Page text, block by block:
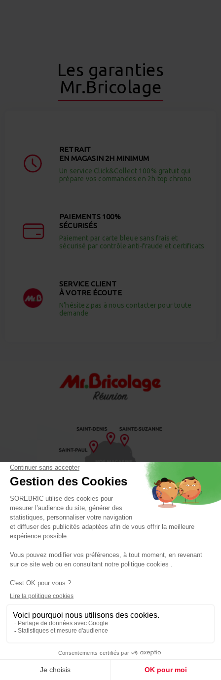
Les garanties
Mr.Bricolage
RETRAIT
EN MAGASIN 2H MINIMUM
Un service Click&Collect 100% gratuit qui
prépare vos commandes en 2h top chrono
PAIEMENTS 100%
SÉCURISÉS
Paiement par carte bleue sans frais et
sécurisé par contrôle anti-fraude et certificats
SERVICE CLIENT
À VOTRE ÉCOUTE
N’hésitez pas à nous contacter pour toute
demande
Retrouvez nous